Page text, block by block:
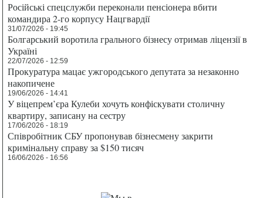
Російські спецслужби переконали пенсіонера вбити
командира 2-го корпусу Нацгвардії
31/07/2026 - 19:45
Болгарський воротила грального бізнесу отримав ліцензії в
Україні
22/07/2026 - 12:59
Прокуратура мацає ужгородського депутата за незаконно
накопичене
19/06/2026 - 14:41
У віцепрем’єра Кулеби хочуть конфіскувати столичну
квартиру, записану на сестру
17/06/2026 - 18:19
Співробітник СБУ пропонував бізнесмену закрити
кримінальну справу за $150 тисяч
16/06/2026 - 16:56